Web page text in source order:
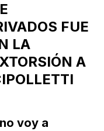
FUE
LA
A
voy a